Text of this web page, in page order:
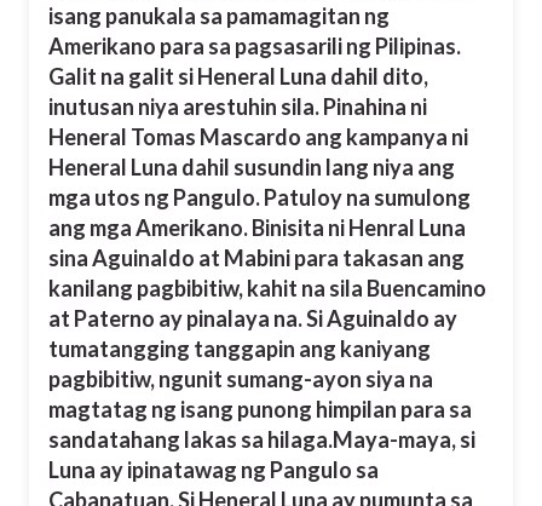
isang panukala sa pamamagitan ng
Amerikano para sa pagsasarili ng Pilipinas.
Galit na galit si Heneral Luna dahil dito,
inutusan niya arestuhin sila. Pinahina ni
Heneral Tomas Mascardo ang kampanya ni
Heneral Luna dahil susundin lang niya ang
mga utos ng Pangulo. Patuloy na sumulong
ang mga Amerikano. Binisita ni Henral Luna
sina Aguinaldo at Mabini para takasan ang
kanilang pagbibitiw, kahit na sila Buencamino
at Paterno ay pinalaya na. Si Aguinaldo ay
tumatangging tanggapin ang kaniyang
pagbibitiw, ngunit sumang-ayon siya na
magtatag ng isang punong himpilan para sa
sandatahang lakas sa hilaga.Maya-maya, si
Luna ay ipinatawag ng Pangulo sa
Cabanatuan. Si Heneral Luna ay pumunta sa